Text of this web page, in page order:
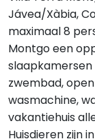
Jávea/Xàbia,
maximaal 8
Montgo een
zwembad,
wasmachine,
vakantiehuis
Huisdieren zijn